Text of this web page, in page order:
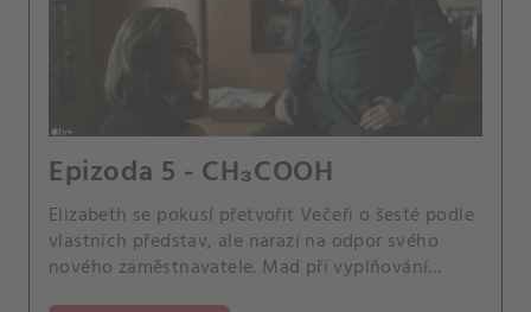
Epizoda 5 - CH₃COOH
Elizabeth se pokusí přetvořit Večeři o šesté podle
vlastních představ, ale narazí na odpor svého
nového zaměstnavatele. Mad při vyplňování